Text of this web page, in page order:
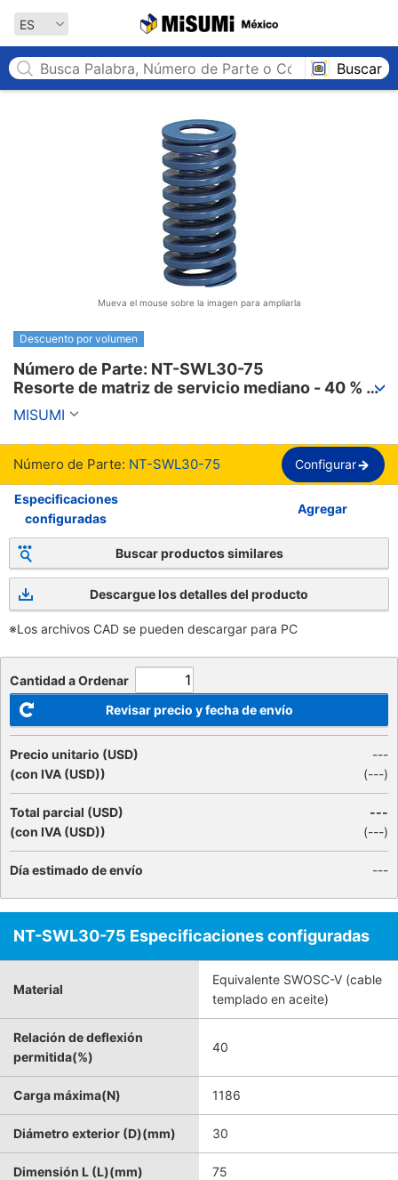
ES
Buscar
Mueva el mouse sobre la imagen para ampliarla
Descuento por volumen
Número de Parte: NT-SWL30-75
Resorte de matriz de servicio mediano - 40 %
de deflexión, silicio cromado, JIS
MISUMI
Número de Parte: NT-SWL30-75 Configurar
Especificaciones
configuradas
Agregar
Buscar productos similares
Descargue los detalles del producto
※Los archivos CAD se pueden descargar para PC
Cantidad a Ordenar
Revisar precio y fecha de envío
Precio unitario (USD)
(con IVA (USD))
---
(---)
Total parcial (USD)
(con IVA (USD))
---
(---)
Día estimado de envío ---
NT-SWL30-75 Especificaciones configuradas
Material
Equivalente SWOSC-V (cable
templado en aceite)
Relación de deflexión
permitida(%)
40
Carga máxima(N) 1186
Diámetro exterior (D)(mm) 30
Dimensión L (L)(mm) 75